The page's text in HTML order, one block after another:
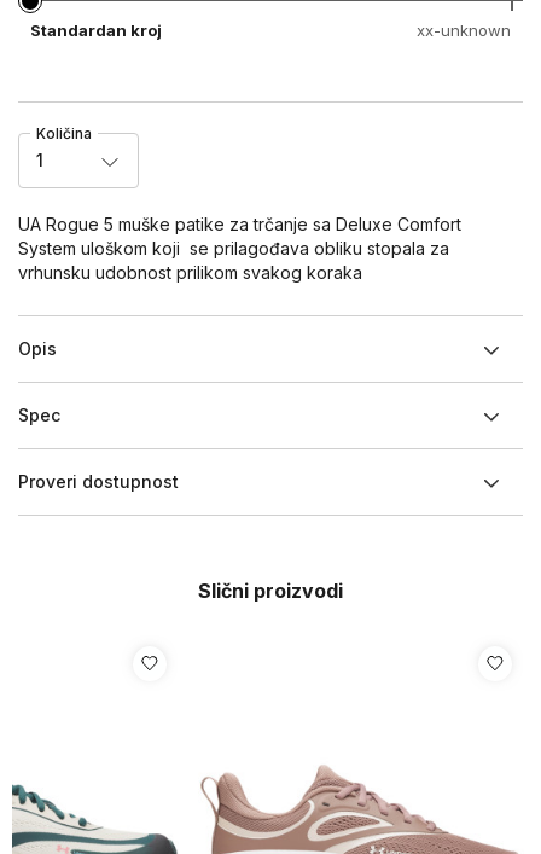
Standardan kroj xx-unknown
Količina
1
UA Rogue 5 muške patike za trčanje sa Deluxe Comfort
System uloškom koji se prilagođava obliku stopala za
vrhunsku udobnost prilikom svakog koraka
Opis
Spec
Proveri dostupnost
Slični proizvodi